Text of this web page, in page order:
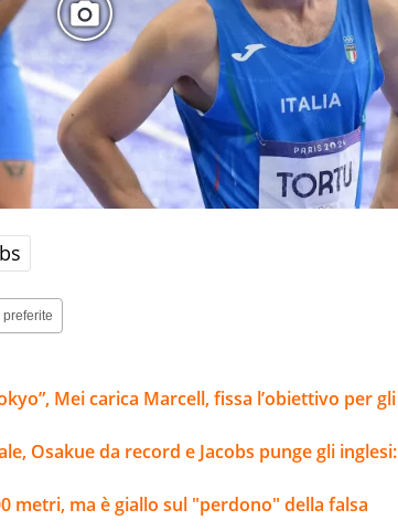
preferite
Mei carica Marcell, fissa l’obiettivo per gli
Osakue da record e Jacobs punge gli inglesi:
metri, ma è giallo sul "perdono" della falsa